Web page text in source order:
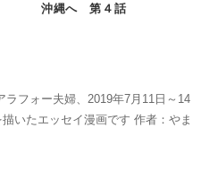
沖縄へ 第４話
フォー夫婦、2019年7月11日～14
いたエッセイ漫画です 作者：やま